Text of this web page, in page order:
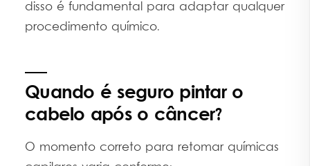
disso é fundamental para adaptar qualquer
procedimento químico.
Quando é seguro pintar o
cabelo após o câncer?
O momento correto para retomar químicas